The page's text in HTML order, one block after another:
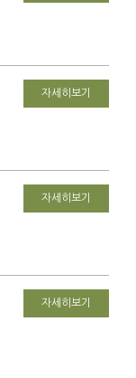
자세히보기
자세히보기
자세히보기